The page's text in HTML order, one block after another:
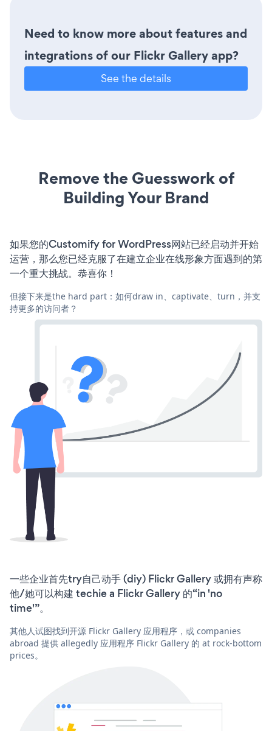
Need to know more about features and
integrations of our Flickr Gallery app?
See the details
Remove the Guesswork of
Building Your Brand
如果您的Customify for WordPress网站已经启动并开始
运营，那么您已经克服了在建立企业在线形象方面遇到的第
一个重大挑战。恭喜你！
但接下来是the hard part：如何draw in、captivate、turn，并支
持更多的访问者？
一些企业首先try自己动手 (diy) Flickr Gallery 或拥有声称
他/她可以构建 techie a Flickr Gallery 的“in 'no
time'”。
其他人试图找到开源 Flickr Gallery 应用程序，或 companies
abroad 提供 allegedly 应用程序 Flickr Gallery 的 at rock-bottom
prices。